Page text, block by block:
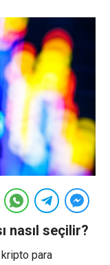
nasıl seçilir?
para